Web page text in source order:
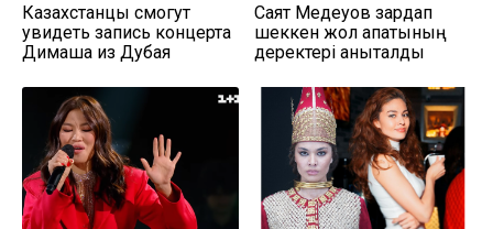
Казахстанцы смогут
увидеть запись концерта
Димаша из Дубая
Саят Медеуов зардап
шеккен жол апатының
деректері анықталды